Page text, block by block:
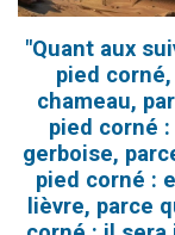
"Quant aux
pied
chameau,
pied corné
gerboise,
pied corné :
lièvre, parce